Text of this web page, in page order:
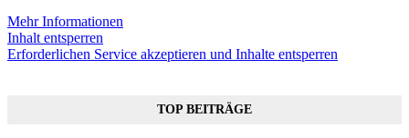
Mehr Informationen
Inhalt entsperren
Erforderlichen Service akzeptieren und Inhalte entsperren
TOP BEITRÄGE